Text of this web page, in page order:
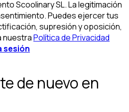
Scoolinary SL. La legitimación
Puedes ejercer tus
supresión y oposición,
nuestraPolítica de Privacidad
sesión
de nuevo en